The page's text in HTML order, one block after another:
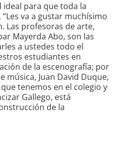
para que toda la
va a gustar muchísimo
Las profesoras de arte,
Mayerda Abo, son las
a ustedes todo el
estudiantes en
de la escenografía; por
música, Juan David Duque,
tenemos en el colegio y
Gallego, está
de la